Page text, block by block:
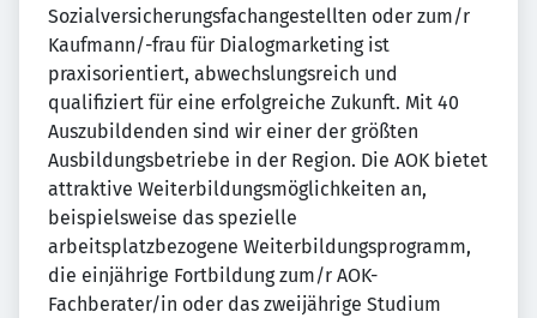
Sozialversicherungsfachangestellten oder zum/r
Kaufmann/-frau für Dialogmarketing ist
praxisorientiert, abwechslungsreich und
qualifiziert für eine erfolgreiche Zukunft. Mit 40
Auszubildenden sind wir einer der größten
Ausbildungsbetriebe in der Region. Die AOK bietet
attraktive Weiterbildungsmöglichkeiten an,
beispielsweise das spezielle
arbeitsplatzbezogene Weiterbildungsprogramm,
die einjährige Fortbildung zum/r AOK-
Fachberater/in oder das zweijährige Studium